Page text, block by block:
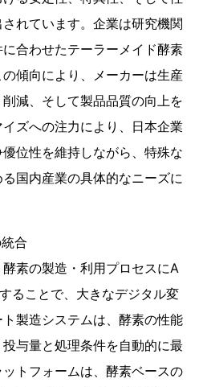
れています。企業は研究機関
合わせたテーラーメイド酵素
傾向により、メーカーは生産
減、そして製品品質の向上を
ズへの注力により、日本企業
位性を維持しながら、特殊な
国内産業の具体的なニーズに
合
素の製造・利用プロセスにA
ることで、大きなデジタル変
製造システムは、酵素の性能
与量と処理条件を自動的に最
トフォームは、酵素ベースの